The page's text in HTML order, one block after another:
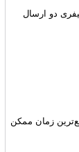
دو ارسال
زمان ممکن